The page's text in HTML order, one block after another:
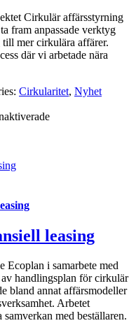
Cirkulär affärsstyrning
fram anpassade verktyg
mer cirkulära affärer.
där vi arbetade nära
Cirkularitet, Nyhet
för
leasing
Ecoplan i samarbete med
av handlingsplan för cirkulär
bland annat affärsmodeller
Arbetet
med beställaren.